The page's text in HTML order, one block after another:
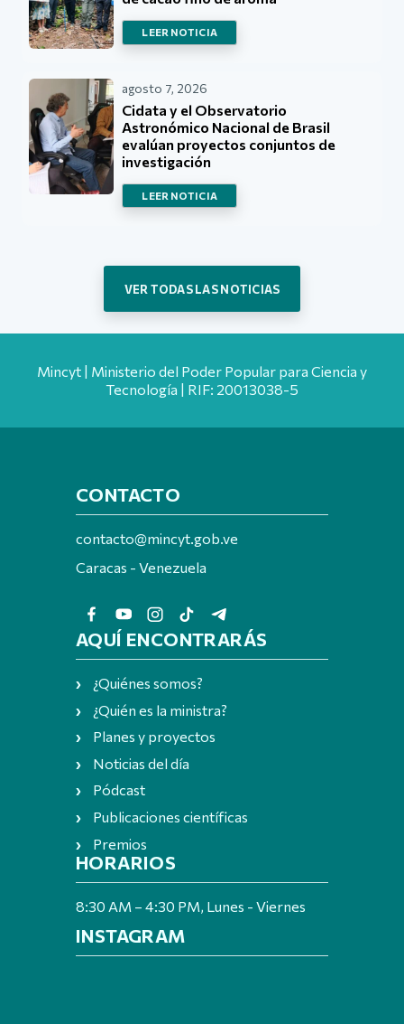
LEER NOTICIA
agosto 7, 2026
Cidata y el Observatorio
Astronómico Nacional de Brasil
evalúan proyectos conjuntos de
investigación
LEER NOTICIA
VER TODAS LAS NOTICIAS
Mincyt | Ministerio del Poder Popular para Ciencia y
Tecnología | RIF: 20013038-5
CONTACTO
contacto@mincyt.gob.ve
Caracas - Venezuela
AQUÍ ENCONTRARÁS
¿Quiénes somos?
¿Quién es la ministra?
Planes y proyectos
Noticias del día
Pódcast
Publicaciones científicas
Premios
HORARIOS
8:30 AM – 4:30 PM, Lunes - Viernes
INSTAGRAM